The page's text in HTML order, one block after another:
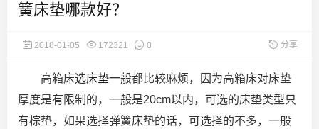
簧床垫哪款好？
2018-01-05 172321 0 分享
高箱床选床垫一般都比较麻烦，因为高箱床对床垫
厚度是有限制的，一般是20cm以内，可选的床垫类型只
有棕垫，如果选择弹簧床垫的话，可选择的不多，一般